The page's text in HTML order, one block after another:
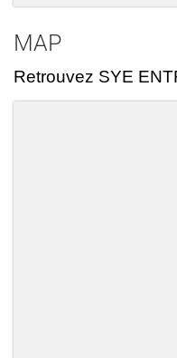
MAP
Retrouvez SYE